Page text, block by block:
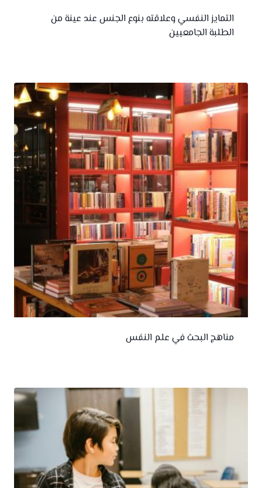
التمايز النفسي وعلاقته بنوع الجنس عند عينة من
الطلبة الجامعيين
مناهج البحث في علم النفس